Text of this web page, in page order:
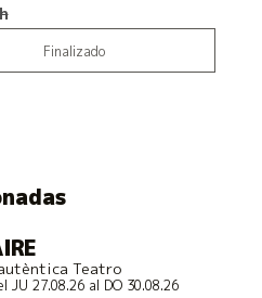
Finalizado
Teatro
JU 27.08.26al DO 30.08.26